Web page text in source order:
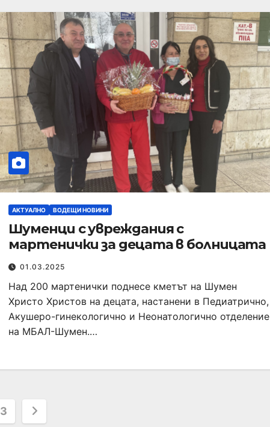
АКТУАЛНО ВОДЕЩИ НОВИНИ
Шуменци с увреждания с
мартенички за децата в болницата
01.03.2025
Над 200 мартенички поднесе кметът на Шумен
Христо Христов на децата, настанени в Педиатрично,
Акушеро-гинекологично и Неонатологично отделение
на МБАЛ-Шумен.…
3